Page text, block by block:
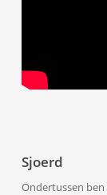
Sjoerd
Ondertussen ben